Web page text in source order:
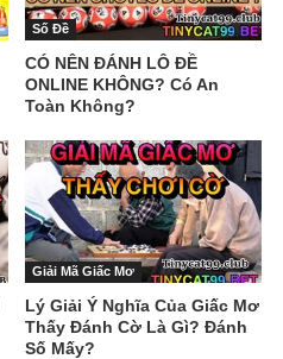
Số Đề
CÓ NÊN ĐÁNH LÔ ĐỀ
ONLINE KHÔNG? Có An
Toàn Không?
Giải Mã Giấc Mơ
Lý Giải Ý Nghĩa Của Giấc Mơ
Thấy Đánh Cờ Là Gì? Đánh
Số Mấy?